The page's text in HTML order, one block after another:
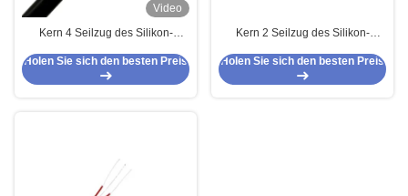
Video
Kern 4 Seilzug des Silikon-
Holen Sie sich den besten Preis
Kern 2 Seilzug des Silikon-
Holen Sie sich den besten Preis